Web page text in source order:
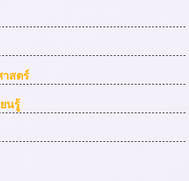
สตร์
นรู้